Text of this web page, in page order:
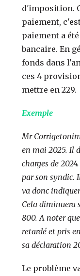
d'imposition.
paiement,
paiement a
bancaire. En
fonds dans
ces 4
mettre en 229.
Exemple
Mr
en mai 2025. Il
charges de
par son syndic.
va donc
Cela diminuera
800. A noter
retardé et pris
sa déclaration
Le problème